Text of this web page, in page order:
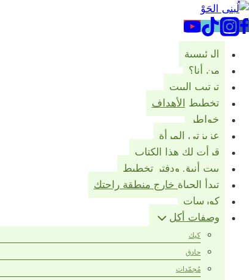
التجاوز
إلى
المحتوى
الرئيسية
من أنا؟
ترتيب البيت
تخطيط الأهداف
خواطر
عزيزتي المرأة
قرأت لك هذا الكتاب
بيت أنيق ودفتر تخطيط
تبدأ الحياة خارج منطقة راحتك
كورسات
وصفات أكل
كيك
حادق
مُجمّدات